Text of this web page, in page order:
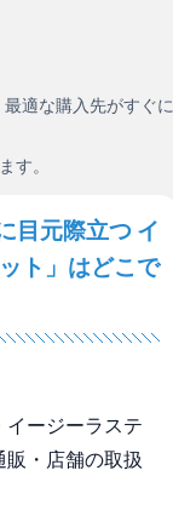
適な購入先がすぐに
す。
目元際立つ イ
ト」はどこで
ージーラステ
・店舗の取扱